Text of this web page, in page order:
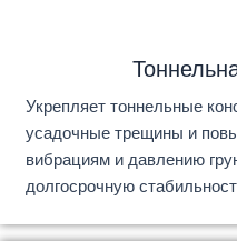
Укрепляет тоннельные
усадочные трещины и
вибрациям и давлению
долгосрочную